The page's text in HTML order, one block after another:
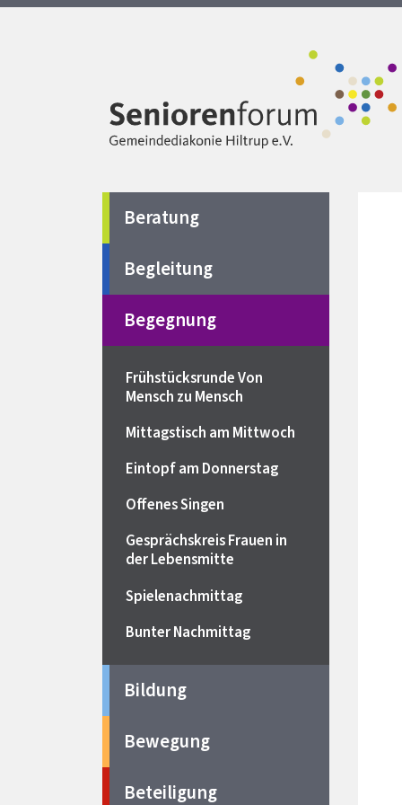
Beratung
Begleitung
Begegnung
Frühstücksrunde Von
Mensch zu Mensch
Mittagstisch am Mittwoch
Eintopf am Donnerstag
Offenes Singen
Gesprächskreis Frauen in
der Lebensmitte
Spielenachmittag
Bunter Nachmittag
Bildung
Bewegung
Beteiligung